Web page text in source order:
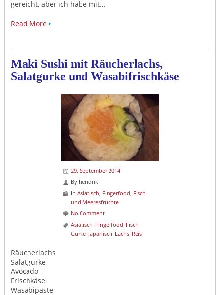
gereicht, aber ich habe mit…
Read More
Maki Sushi mit Räucherlachs,
Salatgurke und Wasabifrischkäse
29. September 2014
By hendrik
In Asiatisch Fingerfood Fisch
und Meeresfrüchte
No Comment
Asiatisch Fingerfood Fisch
Gurke Japanisch Lachs Reis
Räucherlachs
Salatgurke
Avocado
Frischkäse
Wasabipaste